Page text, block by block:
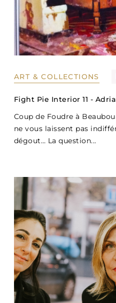
ART & COLLECTIONS
Fight Pie Interior 11 -
Coup de Foudre à
ne vous laissent pas
dégout… La question...